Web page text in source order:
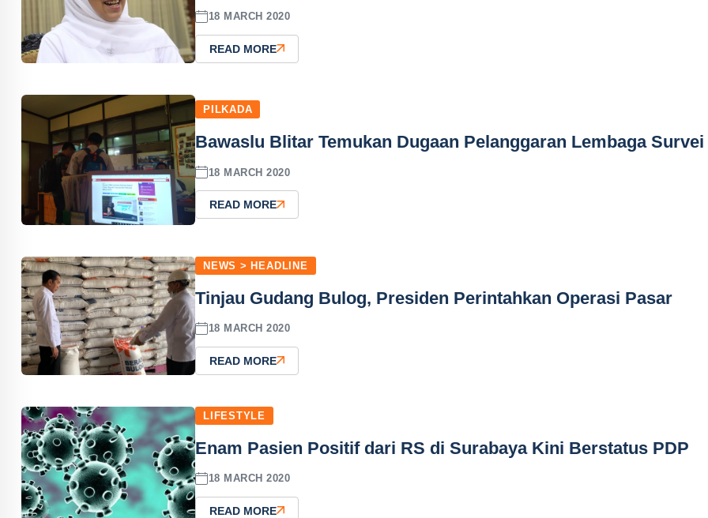
18 MARCH 2020
READ MORE
PILKADA
Bawaslu Blitar Temukan Dugaan Pelanggaran Lembaga Survei
18 MARCH 2020
READ MORE
NEWS > HEADLINE
Tinjau Gudang Bulog, Presiden Perintahkan Operasi Pasar
18 MARCH 2020
READ MORE
LIFESTYLE
Enam Pasien Positif dari RS di Surabaya Kini Berstatus PDP
18 MARCH 2020
READ MORE